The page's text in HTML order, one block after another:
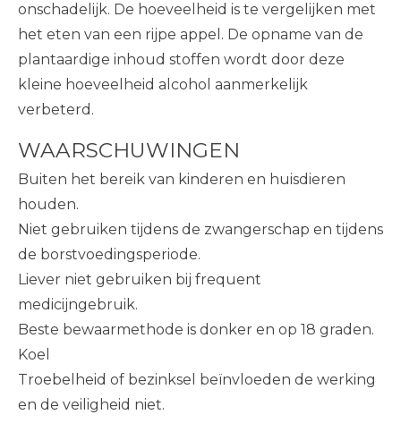
onschadelijk. De hoeveelheid is te vergelijken met
het eten van een rijpe appel. De opname van de
plantaardige inhoud stoffen wordt door deze
kleine hoeveelheid alcohol aanmerkelijk
verbeterd.
WAARSCHUWINGEN
Buiten het bereik van kinderen en huisdieren
houden.
Niet gebruiken tijdens de zwangerschap en tijdens
de borstvoedingsperiode.
Liever niet gebruiken bij frequent
medicijngebruik.
Beste bewaarmethode is donker en op 18 graden.
Koel
Troebelheid of bezinksel beïnvloeden de werking
en de veiligheid niet.